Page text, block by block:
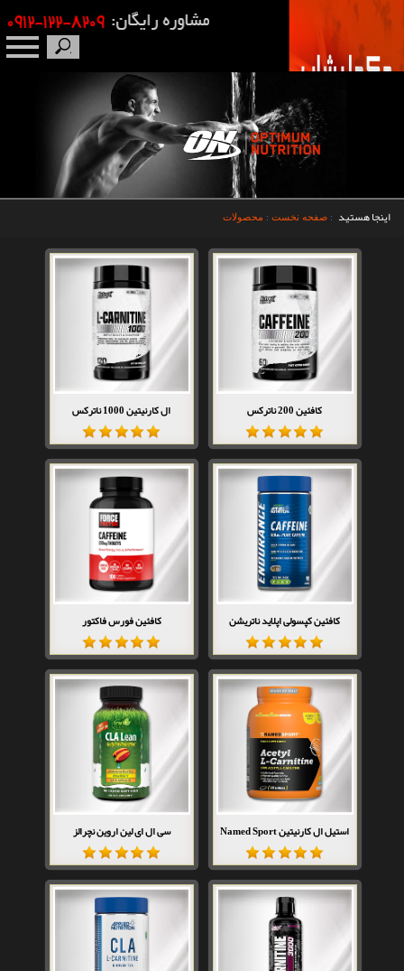
اینجا هستید : صفحه نخست : محصولات
کافئین 200 ناترکس ال کارنیتین 1000 ناترکس
کافئین کپسولی اپلاید ناتریشن کافئین فورس فاکتور
استیل ال کارنیتین Named Sport سی ال ای لین اروین نچرالز